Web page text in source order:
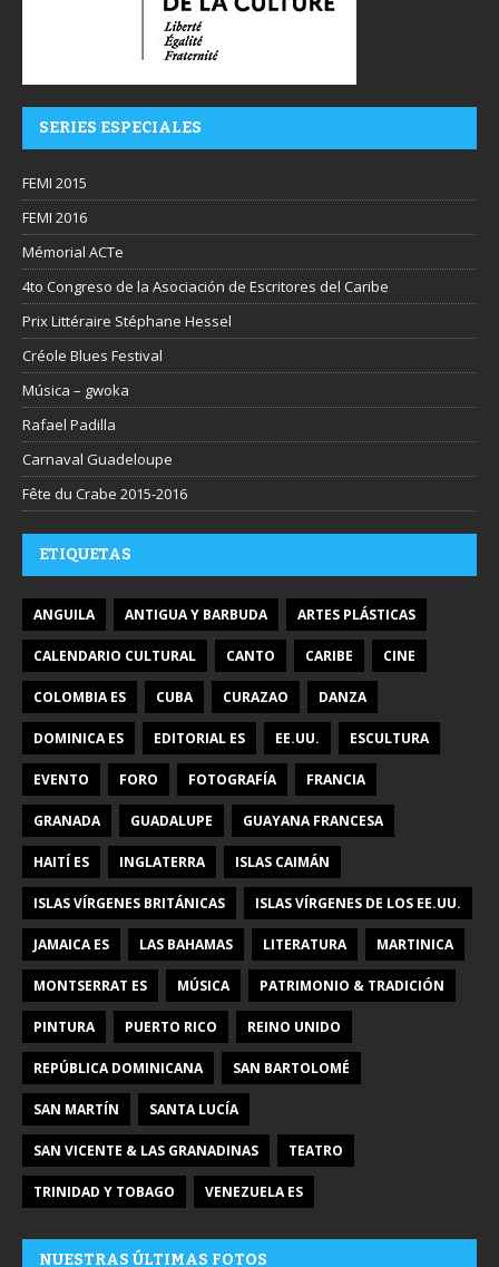
SERIES ESPECIALES
FEMI 2015
FEMI 2016
Mémorial ACTe
4to Congreso de la Asociación de Escritores del Caribe
Prix Littéraire Stéphane Hessel
Créole Blues Festival
Música – gwoka
Rafael Padilla
Carnaval Guadeloupe
Fête du Crabe 2015-2016
ETIQUETAS
ANGUILA ANTIGUA Y BARBUDA ARTES PLÁSTICAS
CALENDARIO CULTURAL CANTO CARIBE CINE
COLOMBIA ES CUBA CURAZAO DANZA
DOMINICA ES EDITORIAL ES EE.UU. ESCULTURA
EVENTO FORO FOTOGRAFÍA FRANCIA
GRANADA GUADALUPE GUAYANA FRANCESA
HAITÍ ES INGLATERRA ISLAS CAIMÁN
ISLAS VÍRGENES BRITÁNICAS ISLAS VÍRGENES DE LOS EE.UU.
JAMAICA ES LAS BAHAMAS LITERATURA MARTINICA
MONTSERRAT ES MÚSICA PATRIMONIO & TRADICIÓN
PINTURA PUERTO RICO REINO UNIDO
REPÚBLICA DOMINICANA SAN BARTOLOMÉ
SAN MARTÍN SANTA LUCÍA
SAN VICENTE & LAS GRANADINAS TEATRO
TRINIDAD Y TOBAGO VENEZUELA ES
NUESTRAS ÚLTIMAS FOTOS